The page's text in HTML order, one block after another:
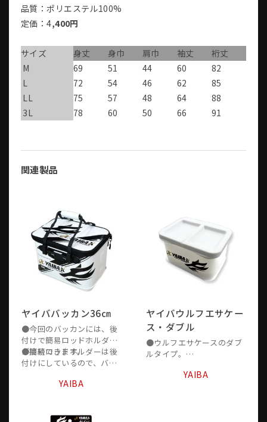
品質：ポリエステル100%
定価：4,400円
サイズ 身丈 身巾 肩巾 袖丈
裄丈
M
69 51 44 60
82
L
72 54 46 62
85
LL
75 57 48 64
88
3L
78 60 50 66 91
関連製品
ヤイババッカン36㎝
●今回のバッカンには、後
付けで簡易ロッドホルダー
が接続できます。
●簡易ロッドホルダーは後
付けにしているので、バッ
パクトに収納出来ます。
YAIBA
ヤイバウルフエサケー
ス・ダブル
●ウルフエサケースのダブ
ルタイプ。
YAIBA